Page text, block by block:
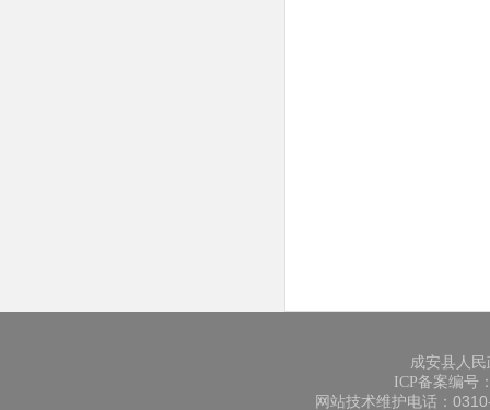
成安县人
ICP备案编号
网站技术维护电话：